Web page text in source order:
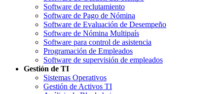
Software de reclutamiento
Software de Pago de Nómina
Software de Evaluación de Desempeño
Software de Nómina Multipaís
Software para control de asistencia
Programación de Empleados
Software de supervisión de empleados
Gestión de TI
Sistemas Operativos
Gestión de Activos TI